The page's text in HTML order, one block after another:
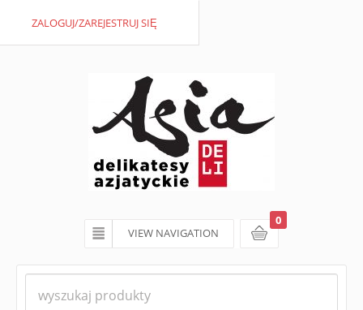
VIEW NAVIGATION
ZALOGUJ/ZAREJESTRUJ SIĘ
koszyk
0